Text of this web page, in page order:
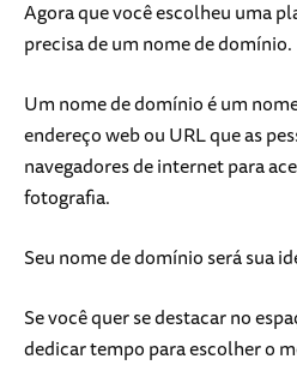
Agora que você escolheu uma
precisa de um nome de domínio.
Um nome de domínio é um
endereço web ou URL que as
navegadores de internet para
fotografia.
Seu nome de domínio será sua
Se você quer se destacar no
dedicar tempo para escolher o